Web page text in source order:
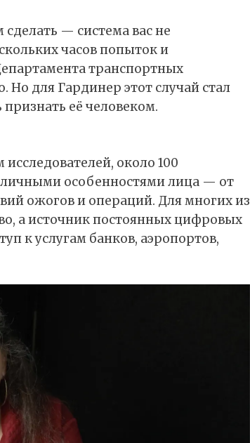
— система вас не
часов попыток и
транспортных
для Гардинер этот случай стал
её человеком.
около 100
особенностями лица — от
ожогов и операций. Для многих из
а источник постоянных цифровых
к услугам банков, аэропортов,